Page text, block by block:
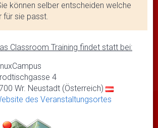
können selber entscheiden welche
für sie passt.
Classroom Training findet statt bei:
4
Wr. Neustadt (Österreich)
des Veranstaltungsortes